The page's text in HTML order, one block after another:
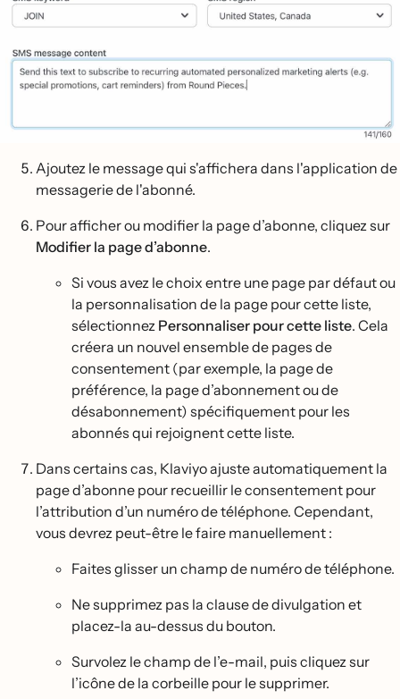
Ajoutez le message qui s'affichera dans l'application de
messagerie de l'abonné.
Pour afficher ou modifier la page d’abonne, cliquez sur
Modifier la page d’abonne.
Si vous avez le choix entre une page par défaut ou
la personnalisation de la page pour cette liste,
sélectionnez Personnaliser pour cette liste. Cela
créera un nouvel ensemble de pages de
consentement (par exemple, la page de
préférence, la page d’abonnement ou de
désabonnement) spécifiquement pour les
abonnés qui rejoignent cette liste.
Dans certains cas, Klaviyo ajuste automatiquement la
page d’abonne pour recueillir le consentement pour
l’attribution d’un numéro de téléphone. Cependant,
vous devrez peut-être le faire manuellement :
Faites glisser un champ de numéro de téléphone.
Ne supprimez pas la clause de divulgation et
placez-la au-dessus du bouton.
Survolez le champ de l’e-mail, puis cliquez sur
l’icône de la corbeille pour le supprimer.